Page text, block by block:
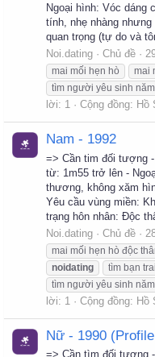
Ngoại hình: Vóc dáng
tính, nhẹ nhàng
quan trọng (tự do và
Noi.dating
Chủ đề
mai mối hẹn hò
mai
tìm người yêu sinh
lời: 1
Cộng đồng: Hồ
Nam - 1992
=> Cần tim đối tượng
từ: 1m55 trở lên -
thương, không xăm
Yêu cầu vùng miền:
trạng hôn nhân: Độc
Noi.dating
Chủ đề
mai mối hẹn hò độc
noidating
tìm bạn
tìm người yêu sinh
lời: 1
Cộng đồng: Hồ
Nữ - 1990
=> Cần tìm đối tượng